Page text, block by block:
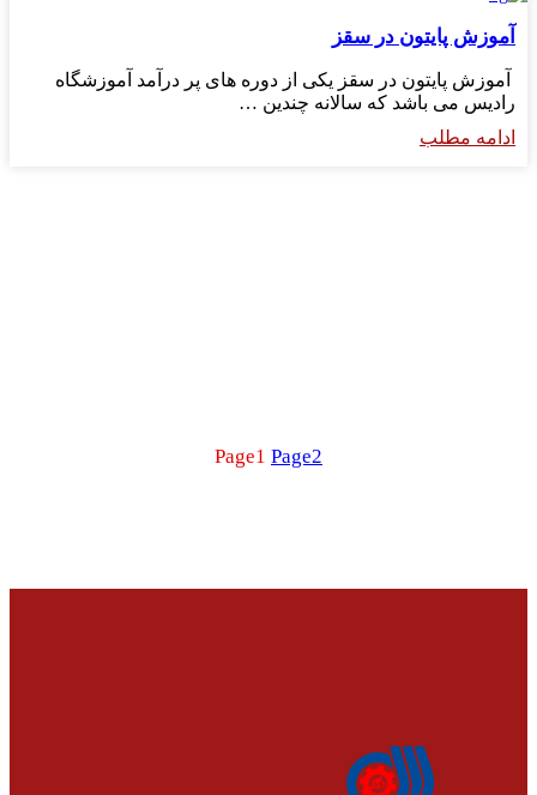
آموزش پایتون در سقز
آموزش پایتون در سقز یکی از دوره های پر درآمد آموزشگاه
رادیس می باشد که سالانه چندین …
ادامه مطلب
Page 1 Page